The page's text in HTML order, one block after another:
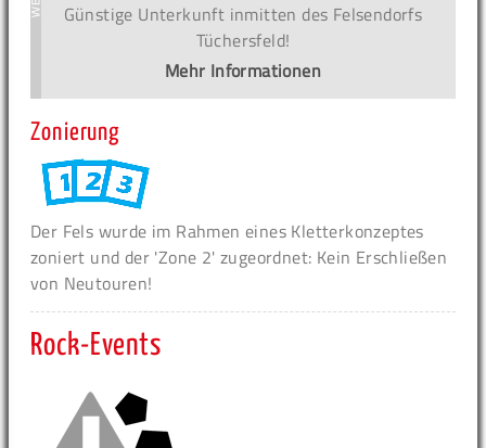
Günstige Unterkunft inmitten des Felsendorfs
Tüchersfeld!
Mehr Informationen
Zonierung
Der Fels wurde im Rahmen eines Kletterkonzeptes
zoniert und der 'Zone 2' zugeordnet: Kein Erschließen
von Neutouren!
Rock-Events